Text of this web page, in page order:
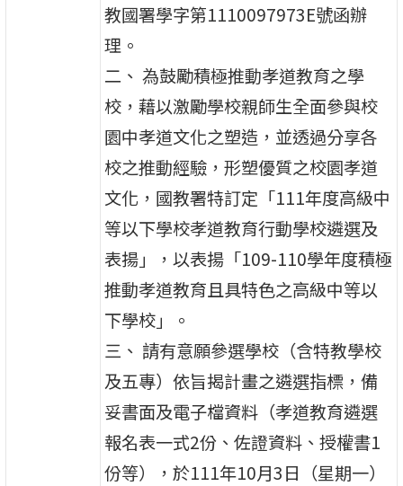
教國署學字第1110097973E號函辦
理。
二、 為鼓勵積極推動孝道教育之學
校，藉以激勵學校親師生全面參與校
園中孝道文化之塑造，並透過分享各
校之推動經驗，形塑優質之校園孝道
文化，國教署特訂定「111年度高級中
等以下學校孝道教育行動學校遴選及
表揚」，以表揚「109-110學年度積極
推動孝道教育且具特色之高級中等以
下學校」。
三、 請有意願參選學校（含特教學校
及五專）依旨揭計畫之遴選指標，備
妥書面及電子檔資料（孝道教育遴選
報名表一式2份、佐證資料、授權書1
份等），於111年10月3日（星期一）